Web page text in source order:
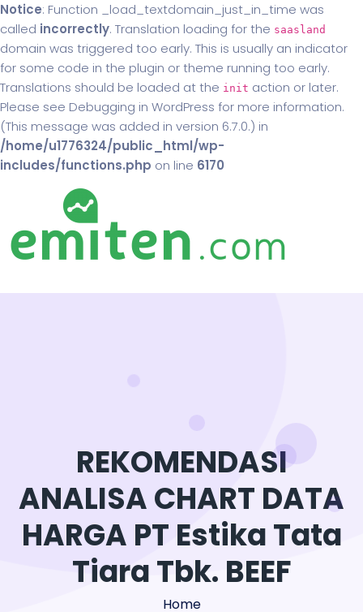
Notice: Function _load_textdomain_just_in_time was
called incorrectly. Translation loading for the saasland
domain was triggered too early. This is usually an indicator
for some code in the plugin or theme running too early.
Translations should be loaded at the init action or later.
Please see Debugging in WordPress for more information.
(This message was added in version 6.7.0.) in
/home/u1776324/public_html/wp-
includes/functions.php on line 6170
REKOMENDASI
ANALISA CHART DATA
HARGA PT Estika Tata
Tiara Tbk. BEEF
Home